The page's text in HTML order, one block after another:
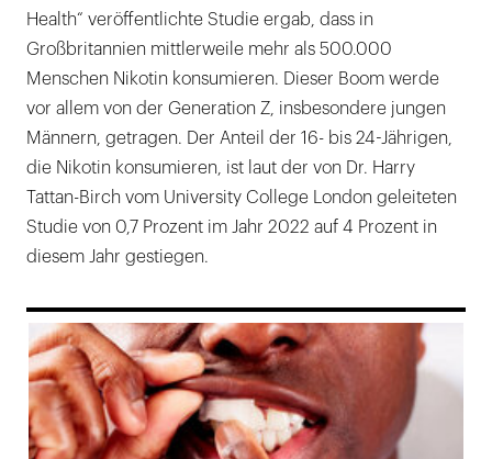
Health“ veröffentlichte Studie ergab, dass in
Großbritannien mittlerweile mehr als 500.000
Menschen Nikotin konsumieren. Dieser Boom werde
vor allem von der Generation Z, insbesondere jungen
Männern, getragen. Der Anteil der 16- bis 24-Jährigen,
die Nikotin konsumieren, ist laut der von Dr. Harry
Tattan-Birch vom University College London geleiteten
Studie von 0,7 Prozent im Jahr 2022 auf 4 Prozent in
diesem Jahr gestiegen.
169